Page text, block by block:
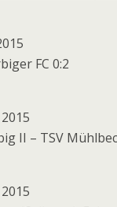
FC 0:2
II – TSV